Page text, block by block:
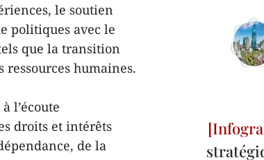
le soutien
politiques avec le
que la transition
humaines.
l’écoute
droits et intérêts
de la